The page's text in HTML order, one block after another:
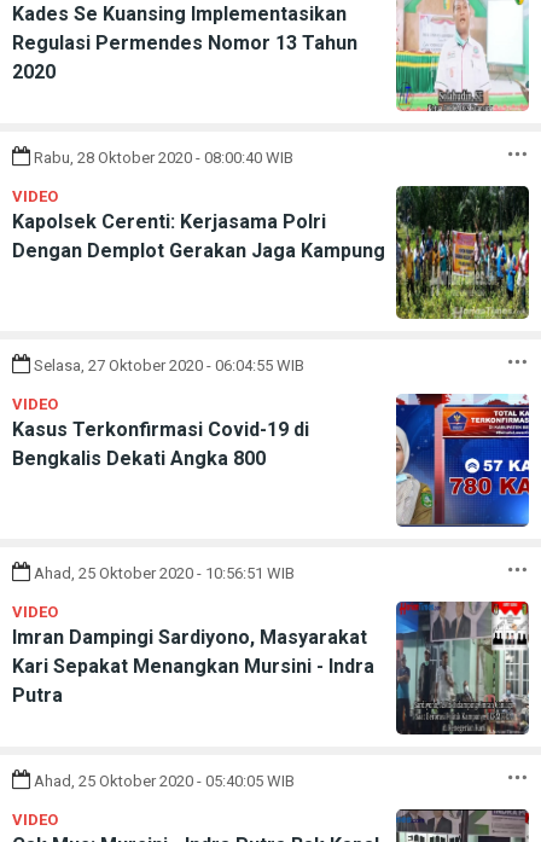
Kades Se Kuansing Implementasikan
Regulasi Permendes Nomor 13 Tahun
2020
Rabu, 28 Oktober 2020 - 08:00:40 WIB
VIDEO
Kapolsek Cerenti: Kerjasama Polri
Dengan Demplot Gerakan Jaga Kampung
Selasa, 27 Oktober 2020 - 06:04:55 WIB
VIDEO
Kasus Terkonfirmasi Covid-19 di
Bengkalis Dekati Angka 800
Ahad, 25 Oktober 2020 - 10:56:51 WIB
VIDEO
Imran Dampingi Sardiyono, Masyarakat
Kari Sepakat Menangkan Mursini - Indra
Putra
Ahad, 25 Oktober 2020 - 05:40:05 WIB
VIDEO